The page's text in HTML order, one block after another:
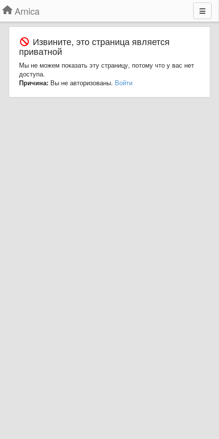
Arnica
Извините, это страница является
приватной
Мы не можем показать эту страницу, потому что у вас нет
доступа.
Причина: Вы не авторизованы. Войти